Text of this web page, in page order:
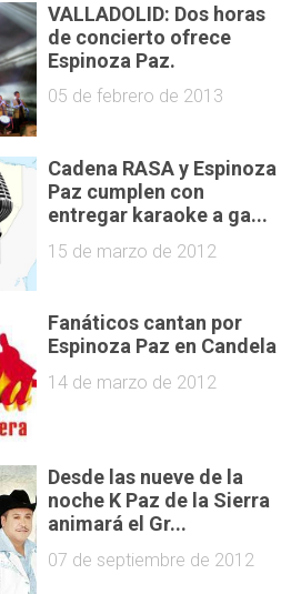
VALLADOLID: Dos horas
de concierto ofrece
Espinoza Paz.
05 de febrero de 2013
Cadena RASA y Espinoza
Paz cumplen con
entregar karaoke a ga...
15 de marzo de 2012
Fanáticos cantan por
Espinoza Paz en Candela
14 de marzo de 2012
Desde las nueve de la
noche K Paz de la Sierra
animará el Gr...
07 de septiembre de 2012